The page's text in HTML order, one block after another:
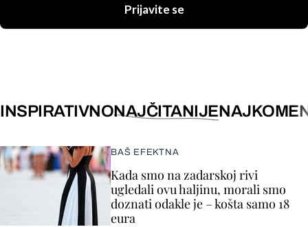
Prijavite se
INSPIRATIVNONAJČITANIJE
BAŠ EFEKTNA
Kada smo na zadarskoj rivi
ugledali ovu haljinu, morali smo
doznati odakle je – košta samo 18
eura